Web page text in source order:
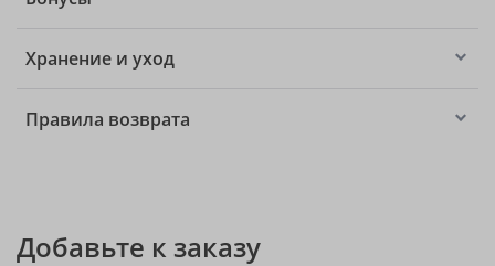
Хранение и уход
Правила возврата
Добавьте к заказу